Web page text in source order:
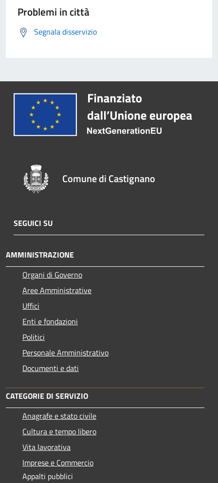
Problemi in città
Segnala disservizio
Comune di Castignano
SEGUICI SU
AMMINISTRAZIONE
Organi di Governo
Aree Amministrative
Uffici
Enti e fondazioni
Politici
Personale Amministrativo
Documenti e dati
CATEGORIE DI SERVIZIO
Anagrafe e stato civile
Cultura e tempo libero
Vita lavorativa
Imprese e Commercio
Appalti pubblici